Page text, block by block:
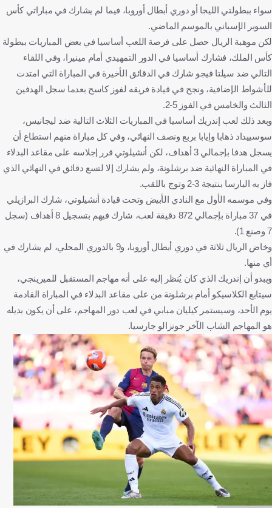
سواء ببطولتي الليجا أو دوري أبطال أوروبا، فيما لم يشارك في مباراتي كأس
السوبر الإسباني بالموسم الماضي.
لكن موهبة الريال حصل على فرصة اللعب أساسيا في بعض المباريات ببطولة
كأس الملك، فشارك أساسيا في الدور التمهيدي أمام مينيرا، وفي اللقاء
التالي ضد سيلتا فيجو شارك في الدقائق الأخيرة في المباراة التي امتدت
للأشواط الإضافية، ونجح في قيادة فريقه لفوز كاسح بعدما سجل الهدفين
الثالث والخامس في الفوز 5-2.
وبعد ذلك لعب إندريك أساسيا في المباريات الثلاث التالية ضد ليجانيس،
سوسييداد ذهابا وإيابا بربع ونصف النهائي، وفي كل مباراة منهم استطاع أن
يسجل هدفا بإجمالي 3 أهداف، لكن أنشيلوتي قرر إجلاسه على مقاعد البدلاء
في المباراة النهائية ضد برشلونة، ولم يشارك إلا لتسع دقائق في النهائي الذي
فاز به البارسا بنتيجة 3-2 وتوج باللقب.
وفي موسمه الأول مع النادي الأبيض وتحت قيادة أنشيلوتي، شارك البرازيلي
في 37 مباراة بإجمالي 872 دقيقة لعب، شارك فيهم بتسجيل 8 أهداف (سجل
7 وصنع 1).
وخاض الريال ثلاثة في دوري أبطال أوروبا، و9 بالدوري المحلي، لم يشارك في
أي منها.
ويبدو أن إندريك الذي كان يُنظر إليه على أنه مهاجم المستقبل للميرينجي،
سيتابع الكلاسيكو أمام برشلونة من على مقاعد البدلاء في المباراة القادمة
يوم الأحد، وسيستمر كيليان مبابي في لعب دور المهاجم، على أن يكون بديله
هو المهاجم الشاب الآخر جونزالو جارسيا.